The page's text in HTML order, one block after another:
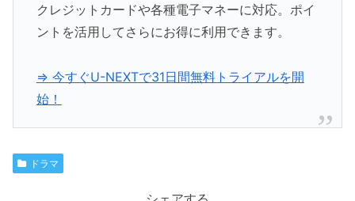
クレジットカードや各種電子マネーに対応。ポイ
ントを活用してさらにお得に利用できます。
⇒ 今すぐU-NEXTで31日間無料トライアルを開
始！
ドラマ